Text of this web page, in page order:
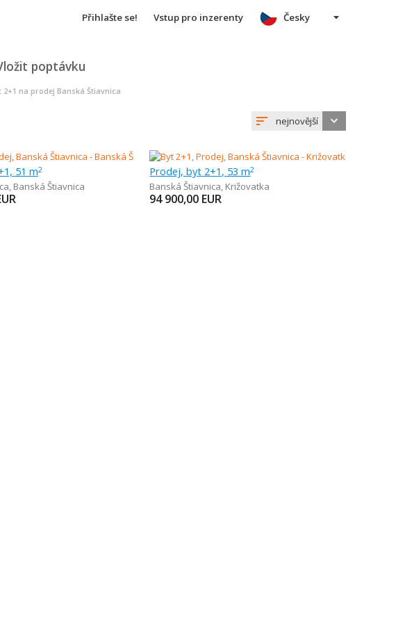
Přihlašte se! Vstup pro inzerenty
poptávku
Česky
2+1 na prodej Banská Štiavnica
nejnovější
51 m2
, Banská Štiavnica
Prodej, byt 2+1, 53 m2
Banská Štiavnica, Križovatka
94 900,00 EUR